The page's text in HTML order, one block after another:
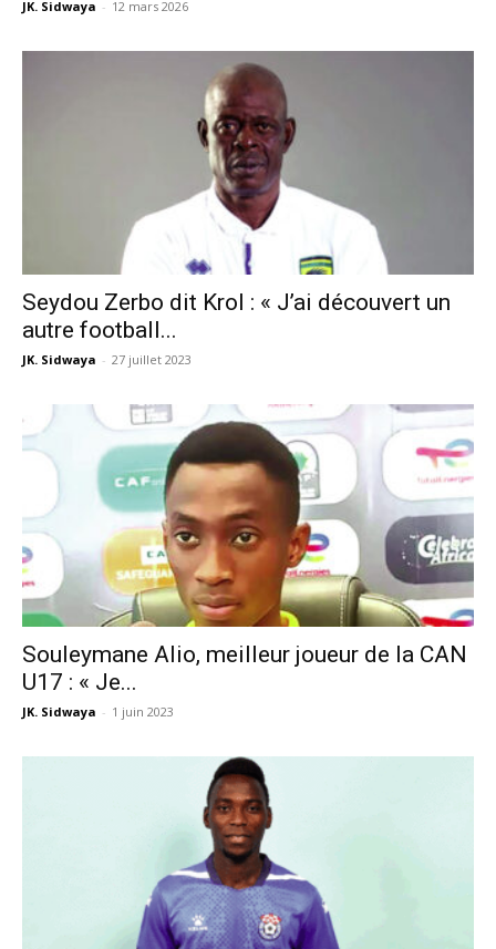
JK. Sidwaya - 12 mars 2026
Seydou Zerbo dit Krol : « J’ai découvert un
autre football...
JK. Sidwaya - 27 juillet 2023
Souleymane Alio, meilleur joueur de la CAN
U17 : « Je...
JK. Sidwaya - 1 juin 2023